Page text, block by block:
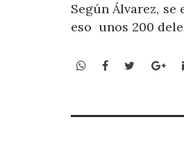
Según Álvarez,
eso unos 200
WhatsApp
Facebook
Twitter